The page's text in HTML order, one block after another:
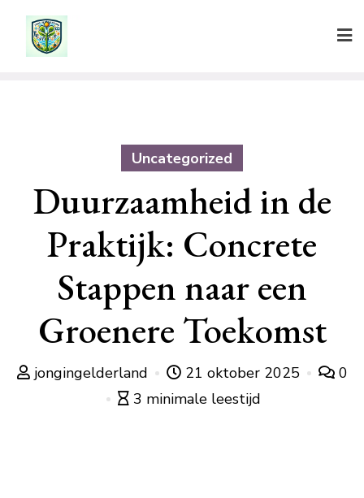
Uncategorized
Duurzaamheid in de
Praktijk: Concrete
Stappen naar een
Groenere Toekomst
jongingelderland 21 oktober 2025
0
3 minimale leestijd